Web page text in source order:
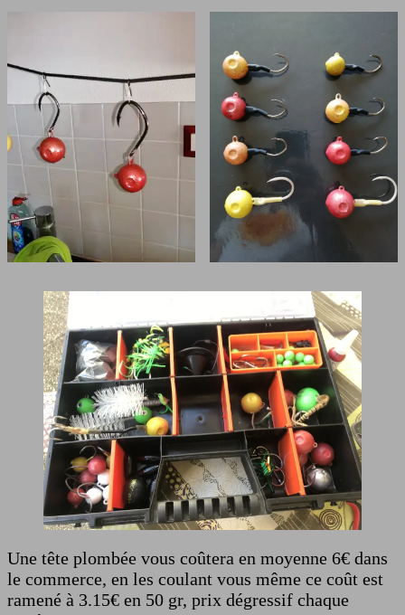
Une tête plombée vous coûtera en moyenne 6€ dans
le commerce, en les coulant vous même ce coût est
ramené à 3.15€ en 50 gr, prix dégressif chaque